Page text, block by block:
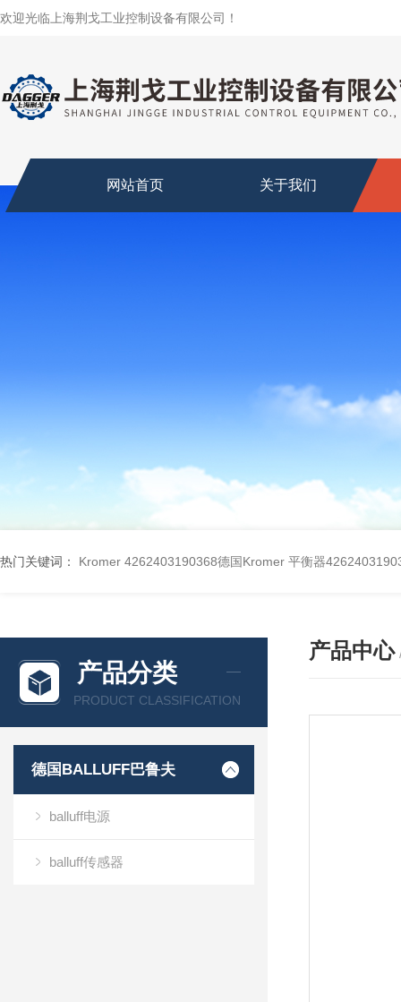
欢迎光临上海荆戈工业控制设备有限公司！
网站首页 关于我们
热门关键词： Kromer 4262403190368德国Kromer 平衡器
产品分类
PRODUCT CLASSIFICATION
德国BALLUFF巴鲁夫
balluff电源
balluff传感器
产品中心